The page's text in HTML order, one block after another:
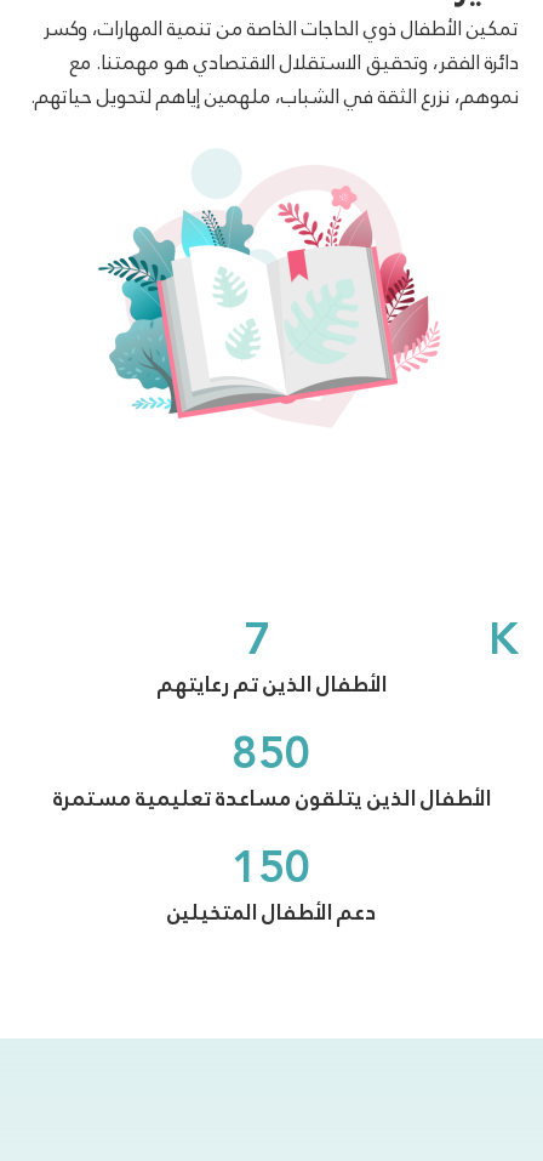
تمكين الأطفال ذوي الحاجات الخاصة من تنمية المهارات، وكسر
دائرة الفقر، وتحقيق الاستقلال الاقتصادي هو مهمتنا. مع
نموهم، نزرع الثقة في الشباب، ملهمين إياهم لتحويل حياتهم.
الأطفال الذين تم رعايتهم
7 K
الأطفال الذين يتلقون مساعدة تعليمية مستمرة
850
دعم الأطفال المتخيلين
150